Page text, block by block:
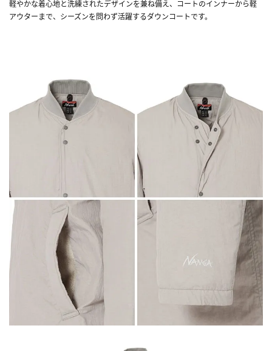
軽やかな着心地と洗練されたデザインを兼ね備え、コートのインナーから軽
アウターまで、シーズンを問わず活躍するダウンコートです。